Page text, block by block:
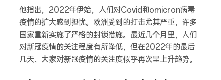
他指出，2022年伊始，人们对Covid和omicron病毒
疫情的扩大感到担忧。欧洲受到的打击尤其严重，许多
国家重新实施了严格的封锁措施。最近几个月里，人们
对新冠疫情的关注程度有所降低，但在2022年的最后
几天，大家对新冠疫情的关注度似乎再次呈上升趋势。